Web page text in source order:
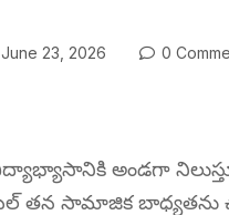
June 23, 2026 0
అండగా
తన సామాజిక బాధ్యతను